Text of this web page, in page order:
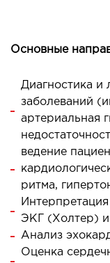
горла и
ушей
гортани и
Основные
Диагностика и
заболеваний
артериальная
ведение
ритма,
ЭКГ (Холтер)
Анализ
Оценка